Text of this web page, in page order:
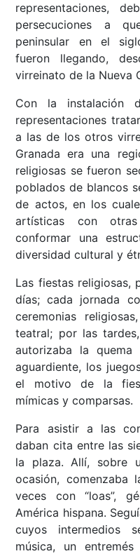
representaciones,
persecuciones a
peninsular en el
fueron llegando,
virreinato de la Nueva
Con la instalación
representaciones
a las de los otros
Granada era una
religiosas se fueron
poblados de blancos
de actos, en los
artísticas con
conformar una
diversidad cultural y
Las fiestas religiosas,
días; cada jornada
ceremonias
teatral; por las
autorizaba la
aguardiente, los
el motivo de la
mímicas y comparsas.
Para asistir a las
daban cita entre las
la plaza. Allí, sobre
ocasión, comenzaba
veces con “loas”,
América hispana.
cuyos intermedios
música, un